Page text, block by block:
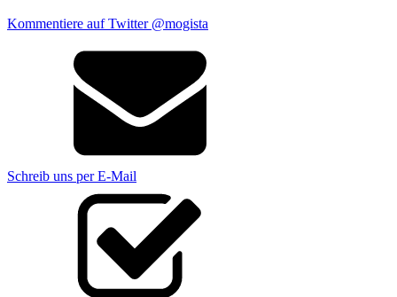
Kommentiere auf Twitter @mogista
Schreib uns per E-Mail